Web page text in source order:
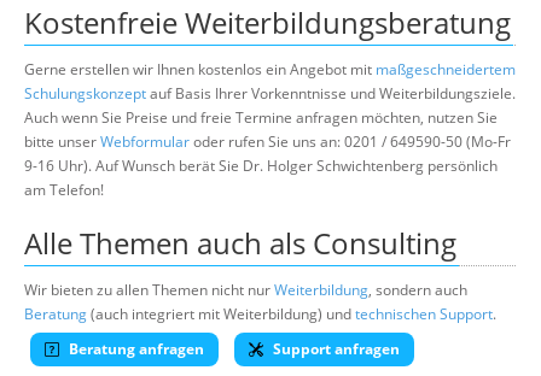
Kostenfreie Weiterbildungsberatung
Gerne erstellen wir Ihnen kostenlos ein Angebot mit maßgeschneidertem
Schulungskonzeptauf Basis Ihrer Vorkenntnisse und Weiterbildungsziele.
Auch wenn Sie Preise und freie Termine anfragen möchten, nutzen Sie
bitte unserWebformularoder rufen Sie uns an: 0201 / 649590-50 (Mo-Fr
9-16 Uhr). Auf Wunsch berät Sie Dr. Holger Schwichtenberg persönlich
am Telefon!
Alle Themen auch als Consulting
Wir bieten zu allen Themen nicht nurWeiterbildung, sondern auch
Beratung(auch integriert mit Weiterbildung) undtechnischen Support.
Beratung anfragen
Support anfragen